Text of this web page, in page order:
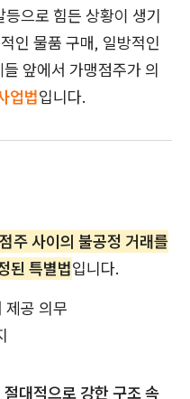
으로 힘든 상황이 생기
인 물품 구매, 일방적인
앞에서 가맹점주가 의
업법입니다.
주 사이의 불공정 거래를
된 특별법입니다.
제공 의무
대적으로 강한 구조 속